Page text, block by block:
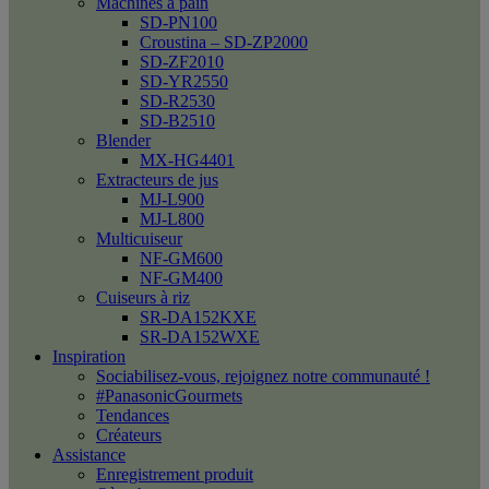
SD-PN100
Croustina – SD-ZP2000
SD-ZF2010
SD-YR2550
SD-R2530
SD-B2510
Blender
MX-HG4401
Extracteurs de jus
MJ-L900
MJ-L800
Multicuiseur
NF-GM600
NF-GM400
Cuiseurs à riz
SR-DA152KXE
SR-DA152WXE
Inspiration
Sociabilisez-vous, rejoignez notre communauté !
#PanasonicGourmets
Tendances
Créateurs
Assistance
Enregistrement produit